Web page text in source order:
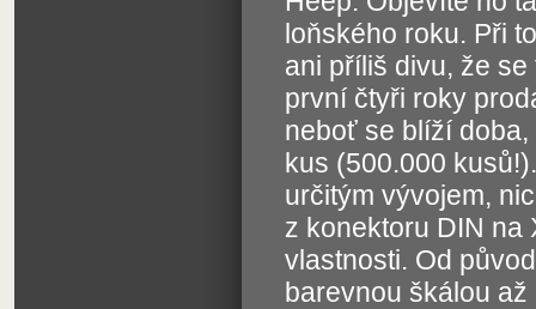
loňského roku. Při
ani příliš divu, že
první čtyři roky
neboť se blíží
kus (500.000
určitým vývojem,
z konektoru DIN na
vlastnosti. Od
barevnou škálou